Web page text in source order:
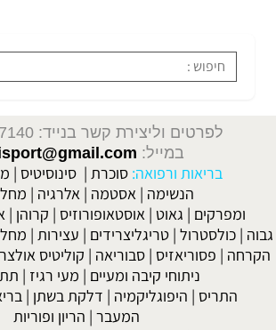
לפרטים וליצירת קשר בנייד: 052-8567140
במייל:
בריאות ורפואה: סוכרת | סינוסיטיס |
הנשימה | אסטמה | אלרגיה |
ומפרקים | גאוט | אוסטאופורוזיס | קרוהן |
גבוה |כולסטרול |טריגליצרידים | עצירות |
הקרחה | פסוריאזיס |סבוריאה | קוליטיס
ניתוחי קיבה ומעיים | מעי רגיז |
התריס | היפוגליקמיה | דלקת בשתן |
המעבר | הריון ופוריות